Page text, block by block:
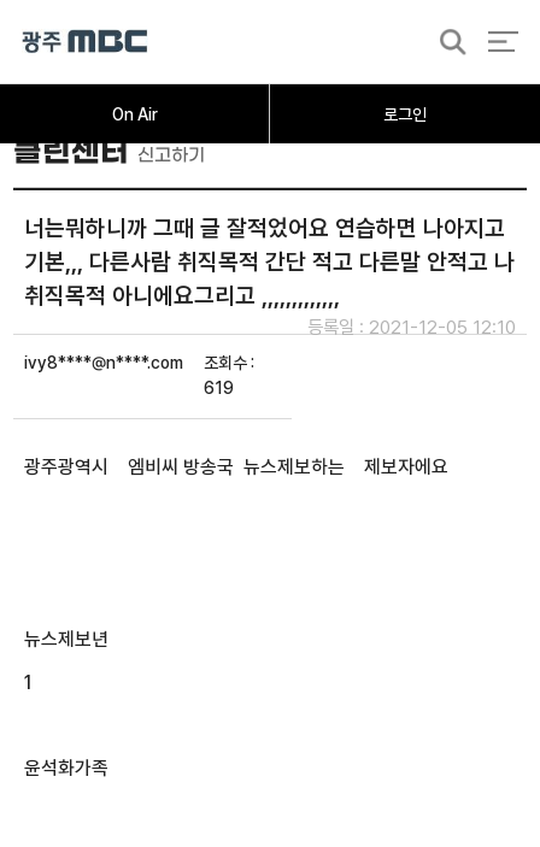
On Air 로그인
검
클린센터신고하기
너는뭐하니까 그때 글 잘적었어요 연습하면 나아지고
기본,,, 다른사람 취직목적 간단 적고 다른말 안적고 나
취직목적 아니에요그리고 ,,,,,,,,,,,,,
등록일 : 2021-12-05 12:10
ivy8****@n****.com
조회수 :
619
광주광역시 엠비씨 방송국 뉴스제보하는 제보자에요
뉴스제보년
1
윤석화가족